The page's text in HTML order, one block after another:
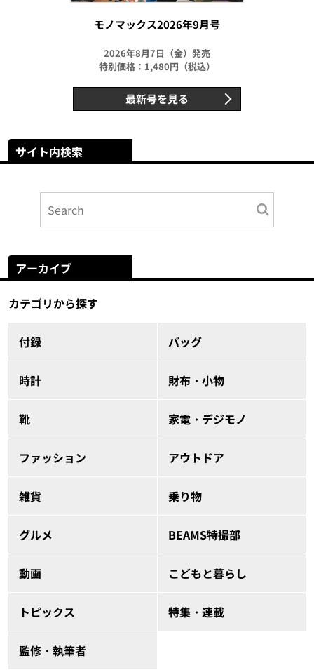
モノマックス2026年9月号
2026年8月7日（金）発売
特別価格：1,480円（税込）
最新号を見る
サイト内検索
アーカイブ
カテゴリから探す
付録 バッグ
時計 財布・小物
靴 家電・デジモノ
ファッション アウトドア
雑貨 乗り物
グルメ BEAMS特撮部
動画 こどもと暮らし
トピックス 特集・連載
監修・執筆者